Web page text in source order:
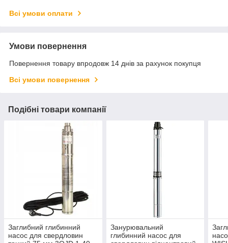
Всі умови оплати
Умови повернення
Повернення товару впродовж 14 днів за рахунок покупця
Всі умови повернення
Подібні товари компанії
Заглибний глибинний
насос для свердловин
Занурювальний
глибинний насос для